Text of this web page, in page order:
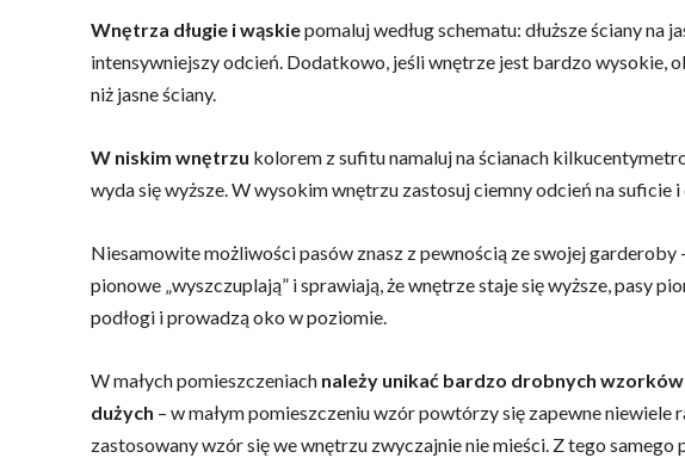
Wnętrza długie i wąskiepomaluj według schematu: dłuższe ściany na
intensywniejszy odcień. Dodatkowo, jeśli wnętrze jest bardzo wysokie,
niż jasne ściany.
W niskim wnętrzu kolorem z sufitu namaluj na ścianach
wyda się wyższe. W wysokim wnętrzu zastosuj ciemny odcień na suficie
Niesamowite możliwości pasów znasz z pewnością ze swojej garderoby
pionowe „wyszczuplają” i sprawiają, że wnętrze staje się wyższe, pasy
podłogi i prowadzą oko w poziomie.
W małych pomieszczeniach należy unikać bardzo drobnych wzorków
dużych – w małym pomieszczeniu wzór powtórzy się zapewne niewiele
zastosowany wzór się we wnętrzu zwyczajnie nie mieści. Z tego samego